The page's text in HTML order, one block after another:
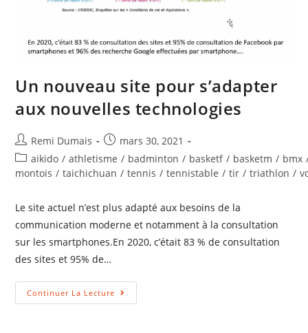
Un nouveau site pour s’adapter
aux nouvelles technologies
Remi Dumais
mars 30, 2021
aikido / athletisme / badminton / basketf / basketm / bmx
montois / taichichuan / tennis / tennistable / tir / triathlon /
Le site actuel n’est plus adapté aux besoins de la
communication moderne et notamment à la consultation
sur les smartphones.En 2020, c’était 83 % de consultation
des sites et 95% de…
Continuer La Lecture